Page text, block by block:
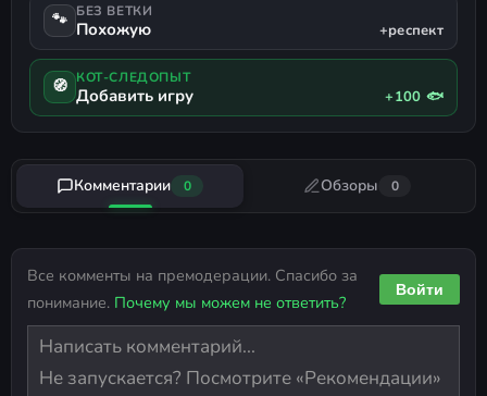
🐾 БЕЗ ВЕТКИ
Похожую +респект
🧭 КОТ-СЛЕДОПЫТ
Добавить игру +100 🐟
Комментарии 0 Обзоры 0
Все комменты на премодерации. Спасибо за
понимание. Почему мы можем не ответить?
Войти